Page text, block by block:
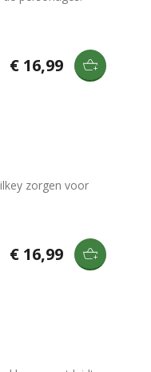
€ 16,99
zorgen voor
€ 16,99